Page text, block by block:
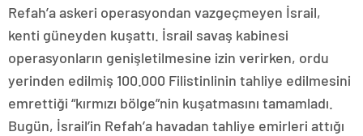
Refah’a askeri operasyondan vazgeçmeyen İsrail,
kenti güneyden kuşattı. İsrail savaş kabinesi
operasyonların genişletilmesine izin verirken, ordu
yerinden edilmiş 100.000 Filistinlinin tahliye edilmesini
emrettiği “kırmızı bölge”nin kuşatmasını tamamladı.
Bugün, İsrail’in Refah’a havadan tahliye emirleri attığı